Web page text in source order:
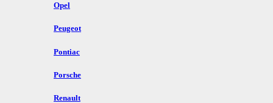
Opel
Peugeot
Pontiac
Porsche
Renault